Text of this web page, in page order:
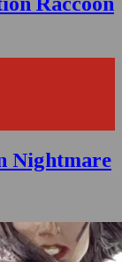
Nightmare